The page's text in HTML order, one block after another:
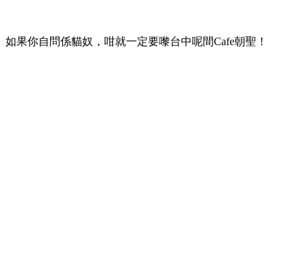
如果你自問係貓奴，咁就一定要嚟台中呢間Cafe朝聖！